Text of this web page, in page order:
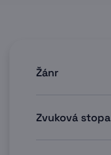
Žánr
Zvuková stopa